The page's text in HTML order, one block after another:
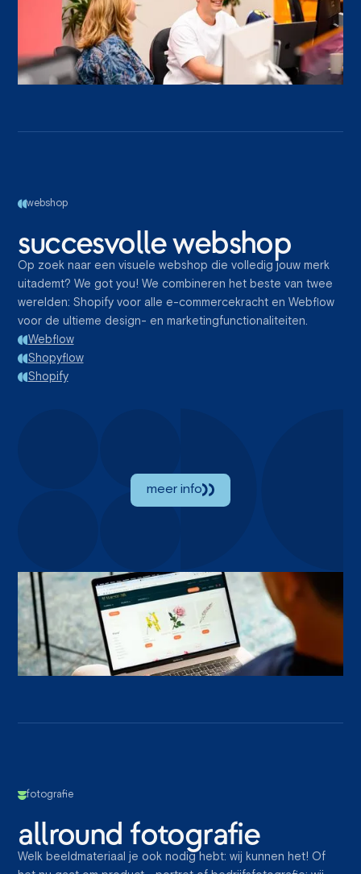
succesvolle webshop
Op zoek naar een visuele webshop die volledig jouw merk
uitademt? We got you! We combineren het beste van twee
werelden: Shopify voor alle e-commercekracht en Webflow
voor de ultieme design- en marketingfunctionaliteiten.
Webflow
Shopyflow
Shopify
meer info
webshop
allround fotografie
Welk beeldmateriaal je ook nodig hebt: wij kunnen het! Of
fotografie